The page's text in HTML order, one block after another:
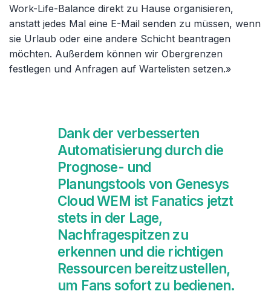
Work-Life-Balance direkt zu Hause organisieren,
anstatt jedes Mal eine E-Mail senden zu müssen, wenn
sie Urlaub oder eine andere Schicht beantragen
möchten. Außerdem können wir Obergrenzen
festlegen und Anfragen auf Wartelisten setzen.»
Dank der verbesserten
Automatisierung durch die
Prognose- und
Planungstools von Genesys
Cloud WEM ist Fanatics jetzt
stets in der Lage,
Nachfragespitzen zu
erkennen und die richtigen
Ressourcen bereitzustellen,
um Fans sofort zu bedienen.